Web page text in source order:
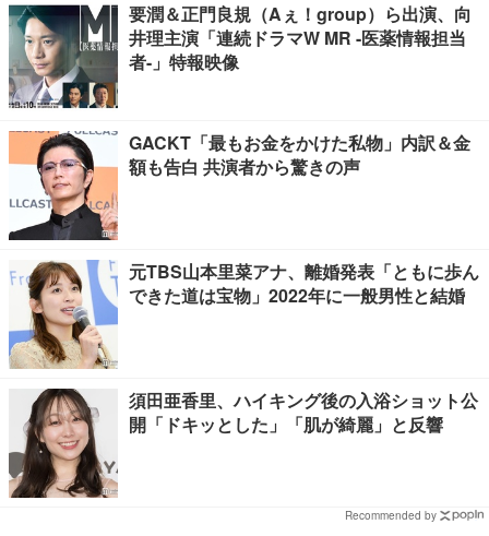
要潤＆正門良規（Aぇ！group）ら出演、向
井理主演「連続ドラマW MR -医薬情報担当
者-」特報映像
GACKT「最もお金をかけた私物」内訳＆金
額も告白 共演者から驚きの声
元TBS山本里菜アナ、離婚発表「ともに歩ん
できた道は宝物」2022年に一般男性と結婚
須田亜香里、ハイキング後の入浴ショット公
開「ドキッとした」「肌が綺麗」と反響
Recommended by